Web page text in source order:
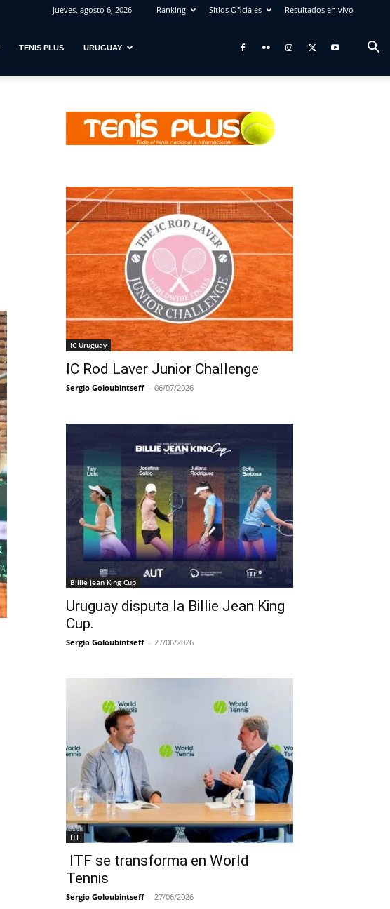
jueves, agosto 6, 2026 Ranking Sitios Oficiales Resultados en vivo
TENIS PLUS URUGUAY
IC Uruguay
IC Rod Laver Junior Challenge
Sergio Goloubintseff - 06/07/2026
Billie Jean King Cup
Uruguay disputa la Billie Jean King
Cup.
Sergio Goloubintseff - 27/06/2026
ITF
ITF se transforma en World
Tennis
Sergio Goloubintseff - 27/06/2026